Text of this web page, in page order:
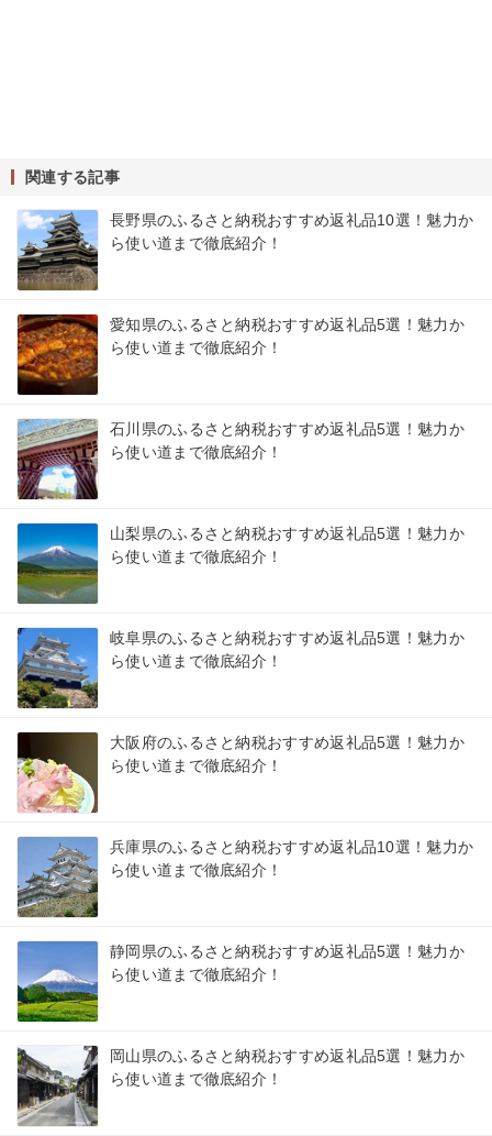
関連する記事
長野県のふるさと納税おすすめ返礼品10選！魅力か
ら使い道まで徹底紹介！
愛知県のふるさと納税おすすめ返礼品5選！魅力か
ら使い道まで徹底紹介！
石川県のふるさと納税おすすめ返礼品5選！魅力か
ら使い道まで徹底紹介！
山梨県のふるさと納税おすすめ返礼品5選！魅力か
ら使い道まで徹底紹介！
岐阜県のふるさと納税おすすめ返礼品5選！魅力か
ら使い道まで徹底紹介！
大阪府のふるさと納税おすすめ返礼品5選！魅力か
ら使い道まで徹底紹介！
兵庫県のふるさと納税おすすめ返礼品10選！魅力か
ら使い道まで徹底紹介！
静岡県のふるさと納税おすすめ返礼品5選！魅力か
ら使い道まで徹底紹介！
岡山県のふるさと納税おすすめ返礼品5選！魅力か
ら使い道まで徹底紹介！